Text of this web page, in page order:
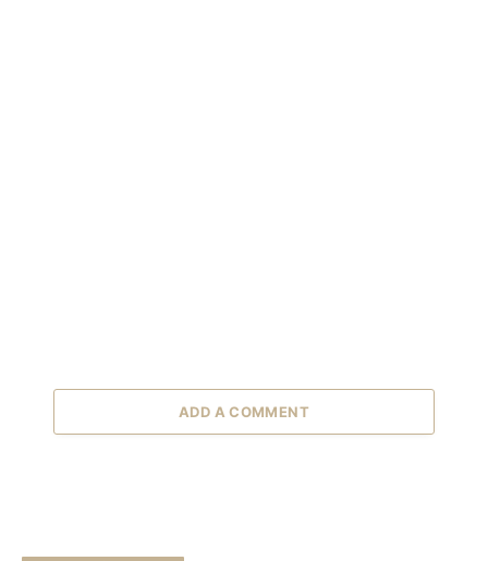
ADD A COMMENT